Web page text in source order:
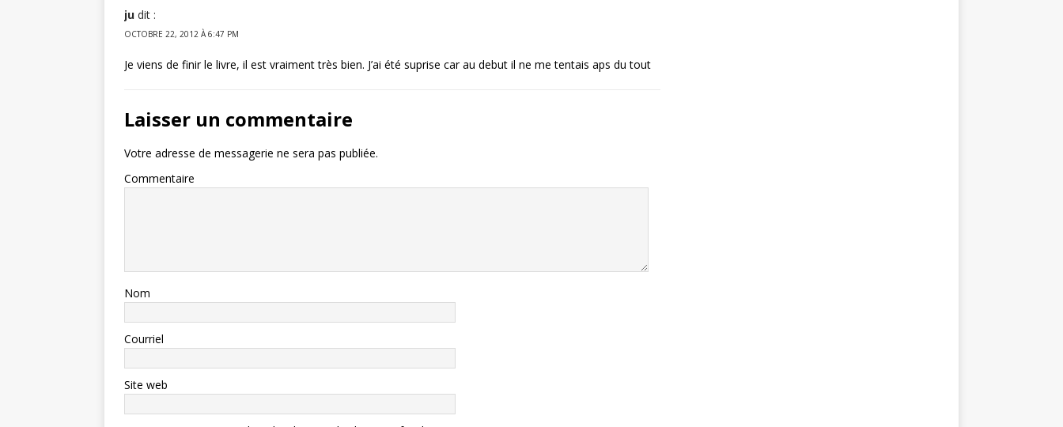
ju dit :
OCTOBRE 22, 2012 À 6:47 PM
Je viens de finir le livre, il est vraiment très bien. J’ai été suprise car au debut il ne me tentais aps du tout
Laisser un commentaire
Votre adresse de messagerie ne sera pas publiée.
Commentaire
Nom
Courriel
Site web